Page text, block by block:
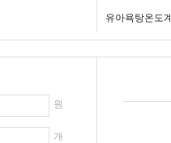
유아욕탕온도계
원
개